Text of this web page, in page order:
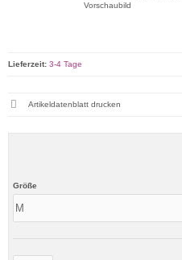
Vorschaubild
Größe
Lieferzeit: 3-4 Tage
Artikeldatenblatt drucken